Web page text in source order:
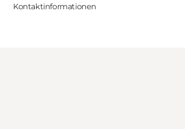
Kontaktinformationen